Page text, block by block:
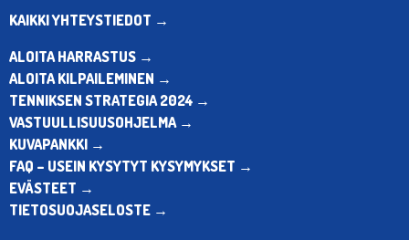
KAIKKI YHTEYSTIEDOT →
ALOITA HARRASTUS →
ALOITA KILPAILEMINEN →
TENNIKSEN STRATEGIA 2024 →
VASTUULLISUUSOHJELMA →
KUVAPANKKI →
FAQ – USEIN KYSYTYT KYSYMYKSET →
EVÄSTEET →
TIETOSUOJASELOSTE →